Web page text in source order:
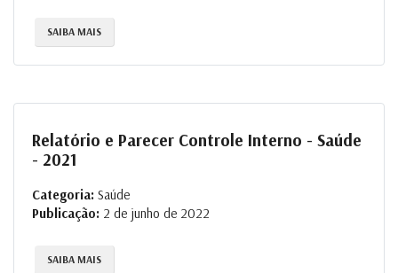
SAIBA MAIS
Relatório e Parecer Controle Interno - Saúde
- 2021
Categoria: Saúde
Publicação: 2 de junho de 2022
SAIBA MAIS